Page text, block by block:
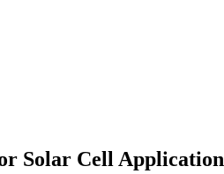
Solar Cell Application